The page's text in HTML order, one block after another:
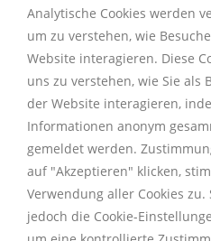
Analytische Cookies werden
um zu verstehen, wie
Website interagieren. Diese
uns zu verstehen, wie Sie als
der Website interagieren,
Informationen anonym
gemeldet werden.
auf "Akzeptieren" klicken,
Verwendung aller Cookies zu.
jedoch die Cookie-